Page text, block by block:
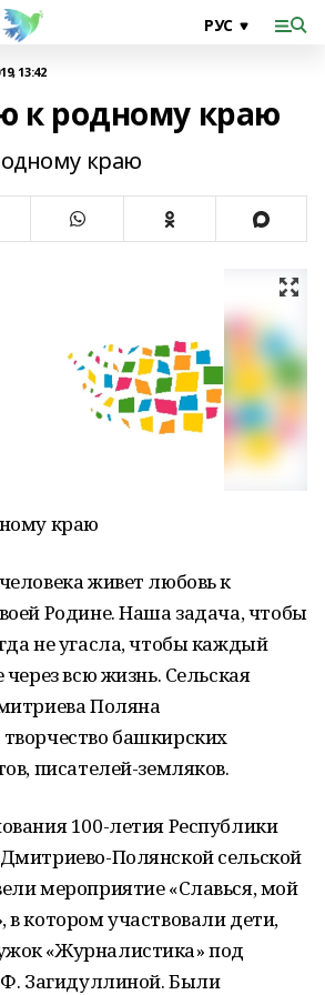
13:42
к родному краю
краю
краю
живет любовь к
Родине. Наша задача, чтобы
не угасла, чтобы каждый
через всю жизнь. Сельская
Поляна
башкирских
писателей-земляков.
100-летия Республики
Полянской сельской
мероприятие «Славься, мой
котором участвовали дети,
«Журналистика» под
Загидуллиной. Были